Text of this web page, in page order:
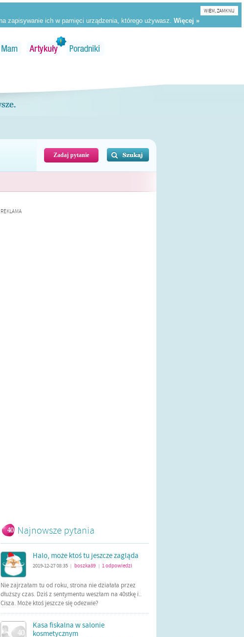
WIEM, ZAMKNIJ
Zadaj pytanie
REKLAMA
Najnowsze pytania
Halo, może ktoś tu jeszcze zagląda
2019-12-27 08:35 boszka89 1odpowiedzi
Nie zajrzałam tu od roku, strona nie działała przez
dłuższy czas. Dziś z sentymentu weszłam na 40stkę i..
Cisza. Może ktoś jeszcze się odezwie?
Kasa fiskalna w salonie
kosmetycznym